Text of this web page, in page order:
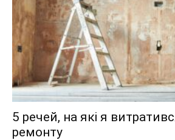
5 речей, на які я
ремонту